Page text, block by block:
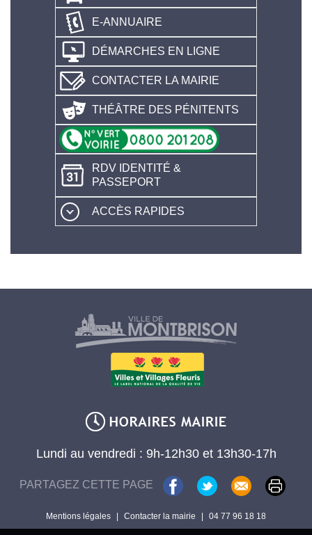
E-ANNUAIRE
DÉMARCHES EN LIGNE
CONTACTER LA MAIRIE
THÉÂTRE DES PÉNITENTS
RDV IDENTITÉ &
PASSEPORT
ACCÈS RAPIDES
Lundi au vendredi : 9h-12h30 et 13h30-17h
PARTAGEZ CETTE PAGE
Mentions légales | Contacter la mairie | 04 77 96 18 18